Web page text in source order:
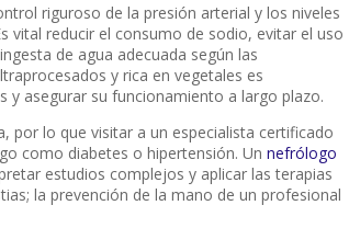
riguroso de la presión arterial y los niveles
vital reducir el consumo de sodio, evitar el uso
de agua adecuada según las
y rica en vegetales es
y asegurar su funcionamiento a largo plazo.
por lo que visitar a un especialista certificado
como diabetes o hipertensión. Un nefrólogo
estudios complejos y aplicar las terapias
la prevención de la mano de un profesional